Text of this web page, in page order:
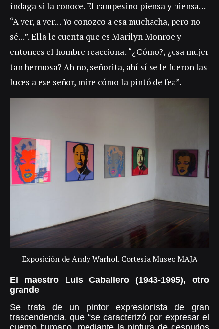
indaga si la conoce. El campesino piensa y piensa…
“A ver, a ver… Yo conozco a esa muchacha, pero no
sé…”. Ella le cuenta que es Marilyn Monroe y
entonces el hombre reacciona: “¿Cómo?, ¿esa mujer
tan hermosa? Ah no, señorita, ahí sí se le fueron las
luces a ese señor, mire cómo la pintó de fea”.
Exposición de Andy Warhol. Cortesía Museo MAJA
El maestro Luis Caballero (1943-1995), otro
grande
Se trata de un pintor expresionista de gran
trascendencia, que “se caracterizó por expresar el
cuerpo humano, mediante la pintura de desnudos